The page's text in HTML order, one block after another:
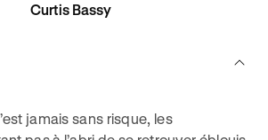
Curtis Bassy
jamais sans risque, les